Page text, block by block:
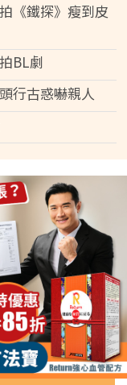
《鐵探》瘦到皮
BL劇
行古惑嚇親人